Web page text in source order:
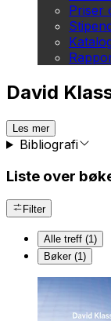
Priser
David
Les mer
Bibliografi
Liste over
Filter
Alle treff (1)
Bøker (1)